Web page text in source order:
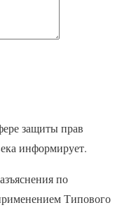
защиты прав
информирует.
по
Типового